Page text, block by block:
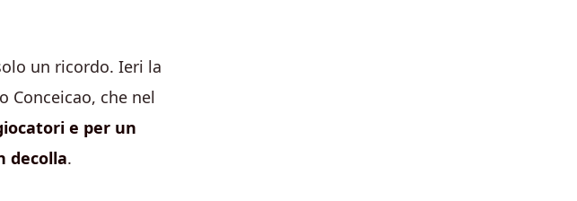
un ricordo. Ieri la
Conceicao, che nel
e per un
decolla.